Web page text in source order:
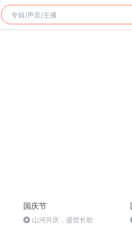
国庆节
山河共庆，盛世长歌